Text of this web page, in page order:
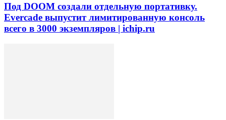
Под DOOM создали отдельную портативку.
Evercade выпустит лимитированную консоль
всего в 3000 экземпляров | ichip.ru